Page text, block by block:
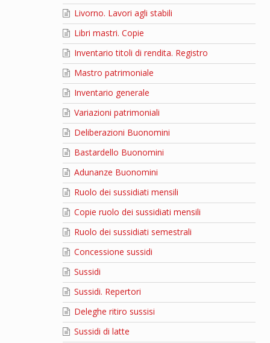
Livorno. Lavori agli stabili
Libri mastri. Copie
Inventario titoli di rendita. Registro
Mastro patrimoniale
Inventario generale
Variazioni patrimoniali
Deliberazioni Buonomini
Bastardello Buonomini
Adunanze Buonomini
Ruolo dei sussidiati mensili
Copie ruolo dei sussidiati mensili
Ruolo dei sussidiati semestrali
Concessione sussidi
Sussidi
Sussidi. Repertori
Deleghe ritiro sussisi
Sussidi di latte